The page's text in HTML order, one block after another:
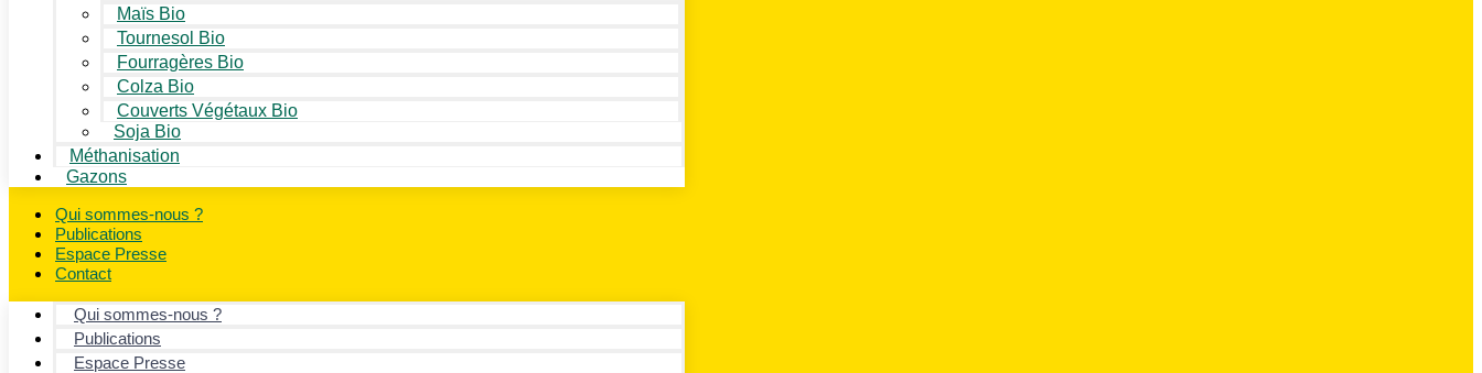
Maïs Bio
Tournesol Bio
Fourragères Bio
Colza Bio
Couverts Végétaux Bio
Soja Bio
Méthanisation
Gazons
Qui sommes-nous ?
Publications
Espace Presse
Contact
Qui sommes-nous ?
Publications
Espace Presse